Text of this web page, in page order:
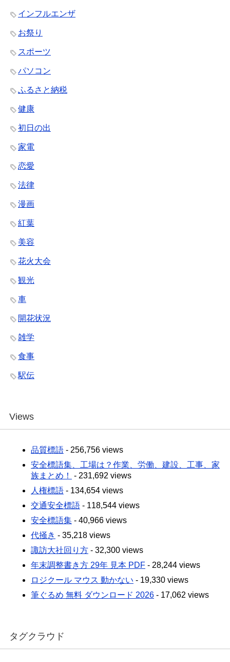
インフルエンザ
お祭り
スポーツ
パソコン
ふるさと納税
健康
初日の出
家電
恋愛
法律
漫画
紅葉
美容
花火大会
観光
車
開花状況
雑学
食事
駅伝
Views
品質標語 - 256,756 views
安全標語集、工場は？作業、労働、建設、工事、家
族まとめ！
- 231,692 views
人権標語 - 134,654 views
交通安全標語 - 118,544 views
安全標語集 - 40,966 views
代掻き - 35,218 views
諏訪大社回り方 - 32,300 views
年末調整書き方 29年 見本 PDF - 28,244 views
ロジクール マウス 動かない - 19,330 views
筆ぐるめ 無料 ダウンロード 2026 - 17,062 views
タグクラウド